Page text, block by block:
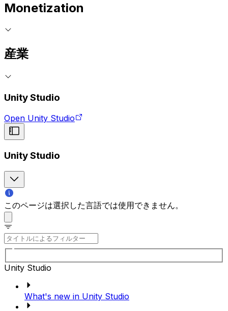
Monetization
産業
Unity Studio
Open Unity Studio
Unity Studio
このページは選択した言語では使用できません。
Unity Studio
What's new in Unity Studio